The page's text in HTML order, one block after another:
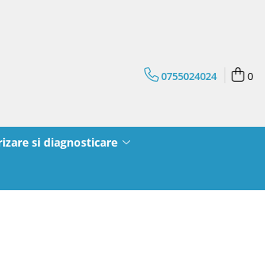
0755024024 0
si diagnosticare